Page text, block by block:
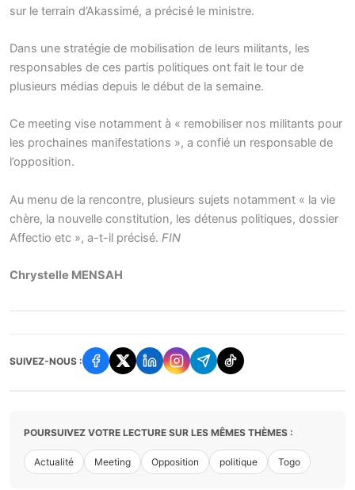
sur le terrain d’Akassimé, a précisé le ministre.
Dans une stratégie de mobilisation de leurs militants, les
responsables de ces partis politiques ont fait le tour de
plusieurs médias depuis le début de la semaine.
Ce meeting vise notamment à « remobiliser nos militants pour
les prochaines manifestations », a confié un responsable de
l’opposition.
Au menu de la rencontre, plusieurs sujets notamment « la vie
chère, la nouvelle constitution, les détenus politiques, dossier
Affectio etc », a-t-il précisé. FIN
Chrystelle MENSAH
SUIVEZ-NOUS :
POURSUIVEZ VOTRE LECTURE SUR LES MÊMES THÈMES :
Actualité Meeting Opposition politique Togo